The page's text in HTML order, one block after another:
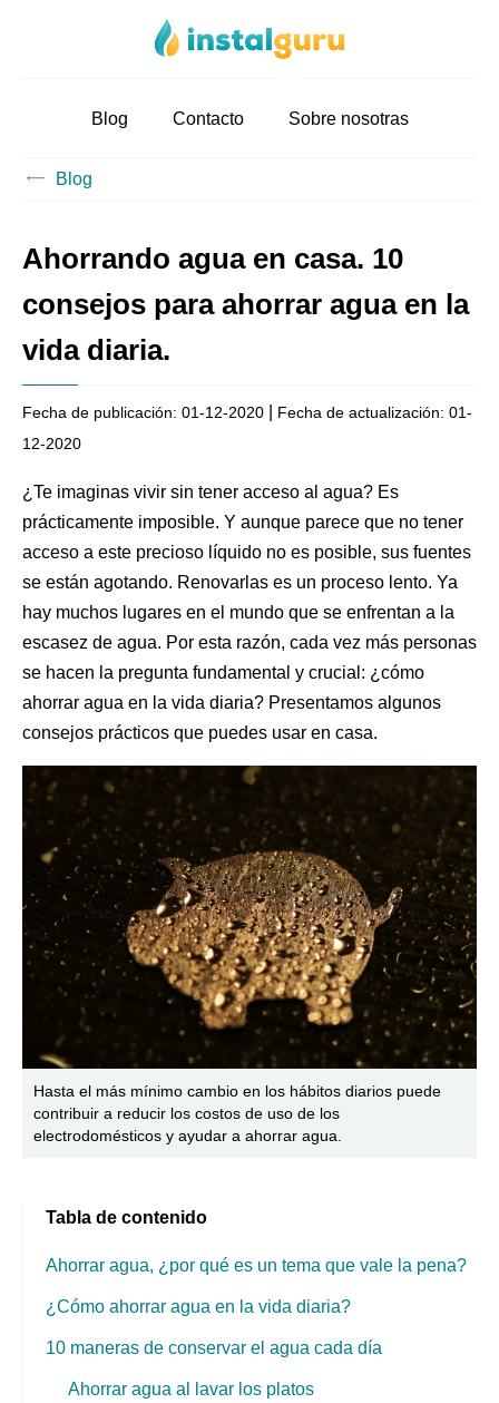
Blog Contacto Sobre nosotras
Blog
Ahorrando agua en casa. 10
consejos para ahorrar agua en la
vida diaria.
Fecha de publicación: 01-12-2020 Fecha de actualización: 01-
12-2020
¿Te imaginas vivir sin tener acceso al agua? Es
prácticamente imposible. Y aunque parece que no tener
acceso a este precioso líquido no es posible, sus fuentes
se están agotando. Renovarlas es un proceso lento. Ya
hay muchos lugares en el mundo que se enfrentan a la
escasez de agua. Por esta razón, cada vez más personas
se hacen la pregunta fundamental y crucial: ¿cómo
ahorrar agua en la vida diaria? Presentamos algunos
consejos prácticos que puedes usar en casa.
Hasta el más mínimo cambio en los hábitos diarios puede
contribuir a reducir los costos de uso de los
electrodomésticos y ayudar a ahorrar agua.
Tabla de contenido
Ahorrar agua, ¿por qué es un tema que vale la pena?
¿Cómo ahorrar agua en la vida diaria?
10 maneras de conservar el agua cada día
Ahorrar agua al lavar los platos